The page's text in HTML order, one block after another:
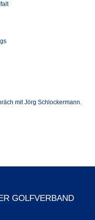
mit Jörg Schlockermann.
GOLFVERBAND